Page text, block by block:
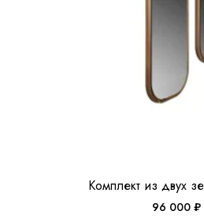
Комплект из двух
96 000 ₽